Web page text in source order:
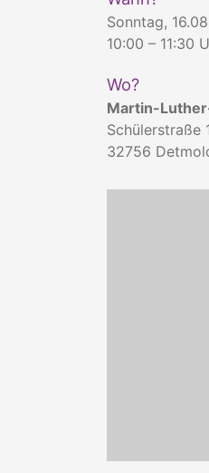
Sonntag,
10:00 – 11:30
Wo?
Martin-
Schülerstraße
32756